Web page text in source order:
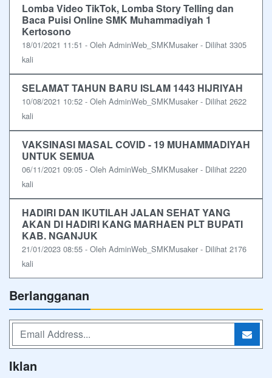
Lomba Video TikTok, Lomba Story Telling dan
Baca Puisi Online SMK Muhammadiyah 1
Kertosono
18/01/2021 11:51 - Oleh AdminWeb_SMKMusaker - Dilihat 3305
kali
SELAMAT TAHUN BARU ISLAM 1443 HIJRIYAH
10/08/2021 10:52 - Oleh AdminWeb_SMKMusaker - Dilihat 2622
kali
VAKSINASI MASAL COVID - 19 MUHAMMADIYAH
UNTUK SEMUA
06/11/2021 09:05 - Oleh AdminWeb_SMKMusaker - Dilihat 2220
kali
HADIRI DAN IKUTILAH JALAN SEHAT YANG
AKAN DI HADIRI KANG MARHAEN PLT BUPATI
KAB. NGANJUK
21/01/2023 08:55 - Oleh AdminWeb_SMKMusaker - Dilihat 2176
kali
Berlangganan
Iklan